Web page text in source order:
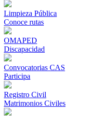
Limpieza Pública
Conoce rutas
OMAPED
Discapacidad
Convocatorias CAS
Participa
Registro Civil
Matrimonios Civiles